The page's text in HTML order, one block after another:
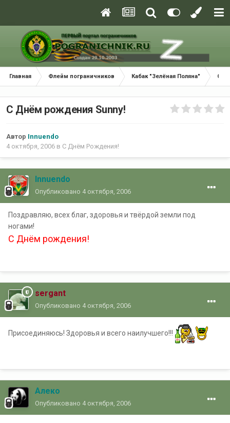
Главная Флейм пограничников Кабак "Зелёная Поляна" С
C Днём рождения Sunny!
Автор Innuendo
4 октября, 2006 в С Днём Рождения!
Innuendo
Опубликовано 4 октября, 2006
Поздравляю, всех благ, здоровья и твёрдой земли под
ногами!
С Днём рождения!
sergant
Опубликовано 4 октября, 2006
Присоединяюсь! Здоровья и всего наилучшего!!!
Алеко
Опубликовано 4 октября, 2006